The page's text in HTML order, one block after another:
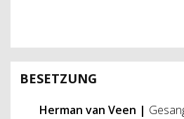
BESETZUNG
Herman van Veen |